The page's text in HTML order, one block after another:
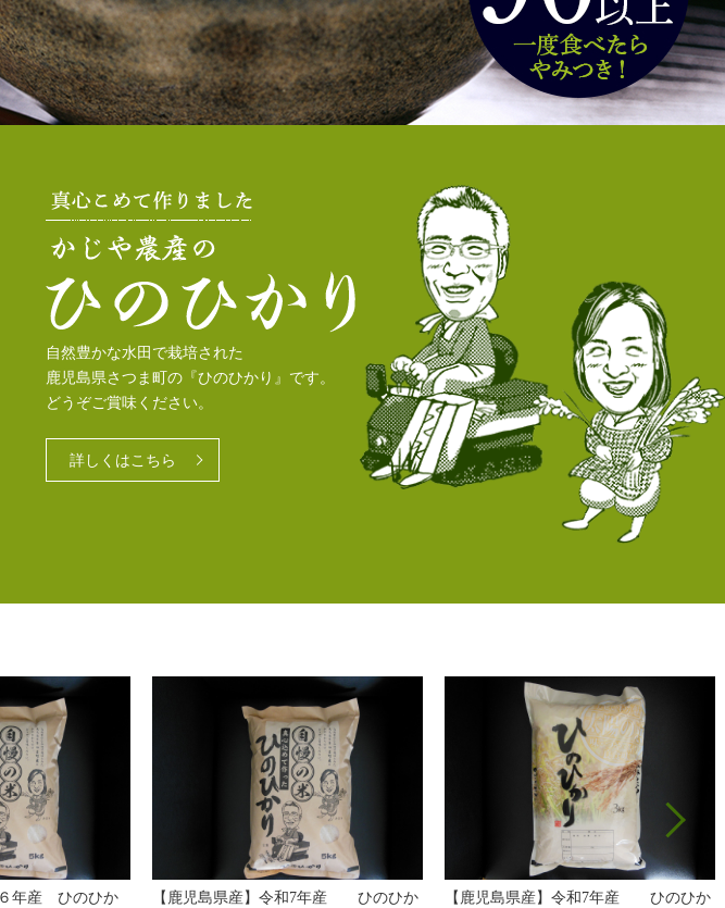
自然豊かな水田で栽培された
鹿児島県さつま町の『ひのひかり』です。
どうぞご賞味ください。
詳しくはこちら
7年産 ひのひか
【鹿児島県産】令和7年産 ひのひか
【鹿児島県産】令和7年産 ひのひか